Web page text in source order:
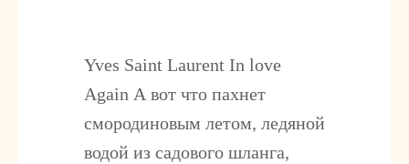
Yves Saint Laurent In love
Again А вот что пахнет
смородиновым летом, ледяной
водой из садового шланга,